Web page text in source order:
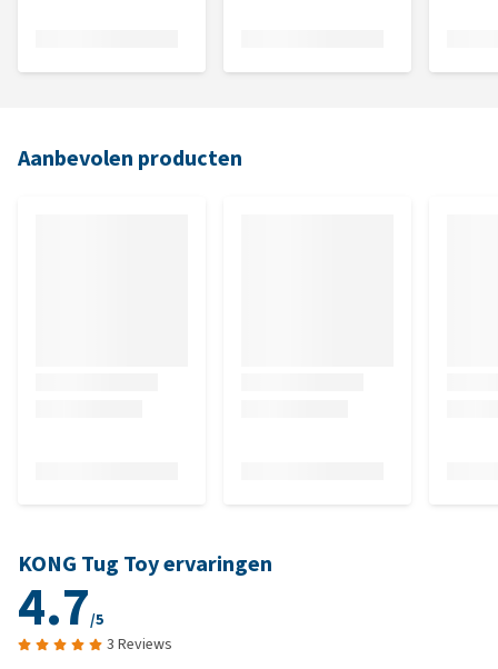
Aanbevolen producten
KONG Tug Toy ervaringen
4.7/5
3 Reviews